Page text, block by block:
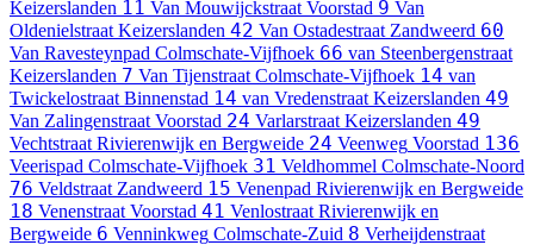
Keizerslanden 11 Van Mouwijckstraat Voorstad 9 Van
Oldenielstraat Keizerslanden 42 Van Ostadestraat Zandweerd 60
Van Ravesteynpad Colmschate-Vijfhoek 66 van Steenbergenstraat
Keizerslanden 7 Van Tijenstraat Colmschate-Vijfhoek 14 van
Twickelostraat Binnenstad 14 van Vredenstraat Keizerslanden 49
Van Zalingenstraat Voorstad 24 Varlarstraat Keizerslanden 49
Vechtstraat Rivierenwijk en Bergweide 24 Veenweg Voorstad 136
Veerispad Colmschate-Vijfhoek 31 Veldhommel Colmschate-Noord
76 Veldstraat Zandweerd 15 Venenpad Rivierenwijk en Bergweide
18 Venenstraat Voorstad 41 Venlostraat Rivierenwijk en
Bergweide 6 Venninkweg Colmschate-Zuid 8 Verheijdenstraat